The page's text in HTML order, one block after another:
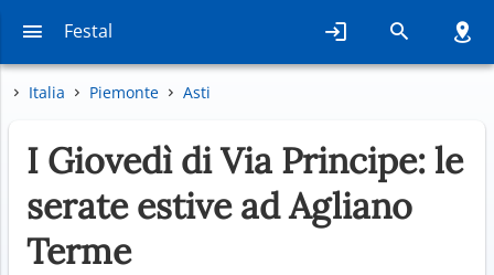
Festal
Italia Piemonte Asti
I Giovedì di Via Principe: le
serate estive ad Agliano
Terme